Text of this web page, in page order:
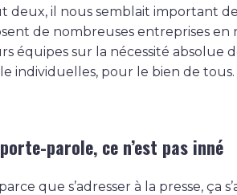
deux, il nous semblait important
de nombreuses entreprises
équipes sur la nécessité absolue
individuelles, pour le bien de tous.
parole, ce n’est pas inné
que s’adresser à la presse, ça